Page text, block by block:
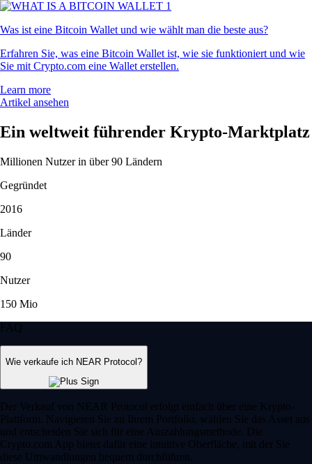
Was ist eine Bitcoin Wallet und wie wählt man die beste aus?
Erfahren Sie, was eine Bitcoin Wallet ist, wie sie funktioniert und wie
Sie mit Crypto.com eine Wallet erstellen.
Learn more
Artikel ansehen
Ein weltweit führender Krypto-Marktplatz
Millionen Nutzer in über 90 Ländern
Gegründet
2016
Länder
90
Nutzer
150 Mio
FAQ
Wie verkaufe ich NEAR Protocol?
Der Verkauf von NEAR Protocol erfolgt einfach über eine Krypto-
Plattform. Navigieren Sie zu Ihrem Portfolio, wählen Sie das Asset aus
und entscheiden Sie sich für eine Auszahlungsmethode. Die
Crypto.com App bietet dafür eine intuitive Oberfläche, mit der Sie
diese Umwandlungen bequem durchführen.